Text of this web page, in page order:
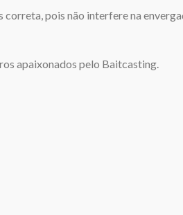
pois não interfere na
apaixonados pelo Baitcasting.